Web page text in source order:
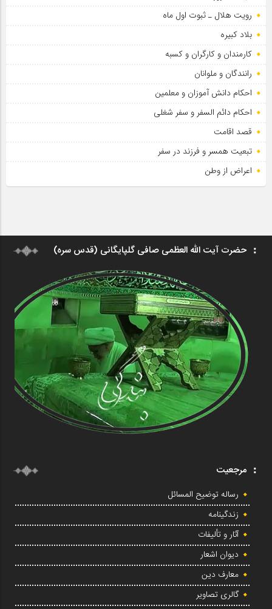
رویت هلال ـ ثبوت اول ماه
بلاد کبیره
کارمندان و کارگران و کسبه
رانندگان و ملوانان
احکام دانش آموزان و معلمین
احکام دائم السفر و سفر شغلی
قصد اقامت
تبعیت همسر و فرزند در سفر
اعراض از وطن
حضرت آیت الله العظمی صافی گلپایگانی (قدس سره)
مرجعیت
رساله توضیح المسائل
زندگینامه
آثار و تألیفات
دیوان اشعار
معارف دین
گالری تصاویر